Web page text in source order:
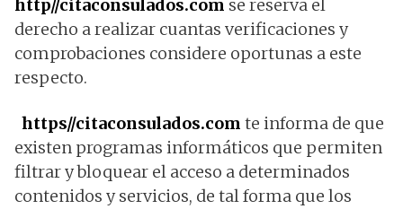
http//citaconsulados.com se reserva el
derecho a realizar cuantas verificaciones y
comprobaciones considere oportunas a este
respecto.
https//citaconsulados.com te informa de que
existen programas informáticos que permiten
filtrar y bloquear el acceso a determinados
contenidos y servicios, de tal forma que los